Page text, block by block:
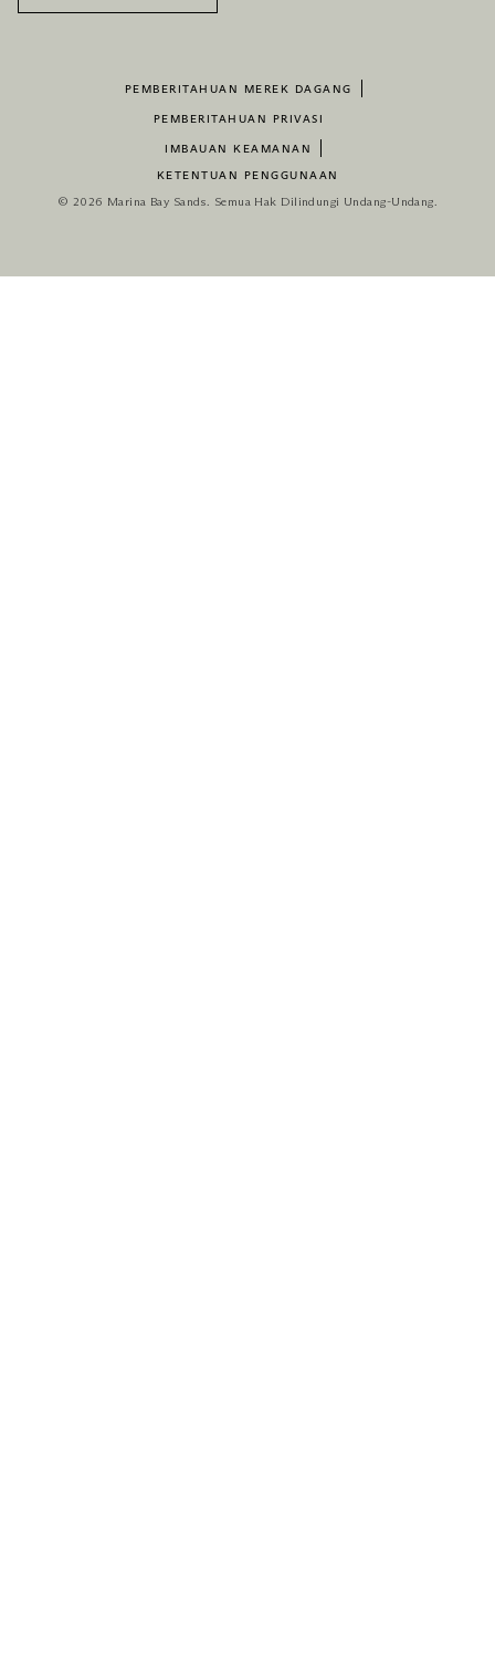
PEMBERITAHUAN MEREK DAGANG
PEMBERITAHUAN PRIVASI
IMBAUAN KEAMANAN
KETENTUAN PENGGUNAAN
© 2026 Marina Bay Sands. Semua Hak Dilindungi Undang-Undang.